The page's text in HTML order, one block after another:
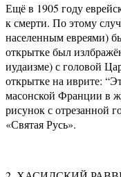
Ещё в 1905 году
к смерти. По этому
населенным евреями)
открытке был
иудаизме) с головой
открытке на иврите:
масонской Франции в
рисунок с отрезанной
«Святая Русь».